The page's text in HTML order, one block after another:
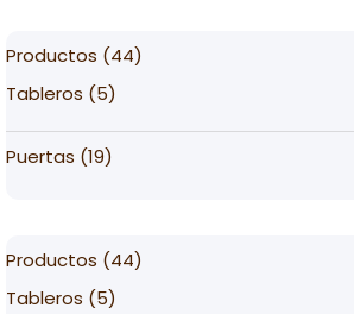
Productos 4444
Tableros 55
Puertas 1919
Productos 4444
Tableros 55